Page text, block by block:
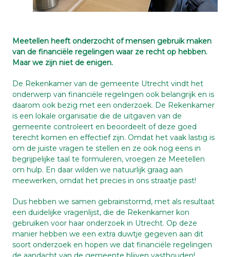
Meetellen heeft onderzocht of mensen gebruik maken
van de financiële regelingen waar ze recht op hebben.
Maar we zijn niet de enigen.
De Rekenkamer van de gemeente Utrecht vindt het
onderwerp van financiële regelingen ook belangrijk en is
daarom ook bezig met een onderzoek. De Rekenkamer
is een lokale organisatie die de uitgaven van de
gemeente controleert en beoordeelt of deze goed
terecht komen en effectief zijn. Omdat het vaak lastig is
om de juiste vragen te stellen en ze ook nog eens in
begrijpelijke taal te formuleren, vroegen ze Meetellen
om hulp. En daar wilden we natuurlijk graag aan
meewerken, omdat het precies in ons straatje past!
Dus hebben we samen gebrainstormd, met als resultaat
een duidelijke vragenlijst, die de Rekenkamer kon
gebruiken voor haar onderzoek in Utrecht. Op deze
manier hebben we een extra duwtje gegeven aan dit
soort onderzoek en hopen we dat financiële regelingen